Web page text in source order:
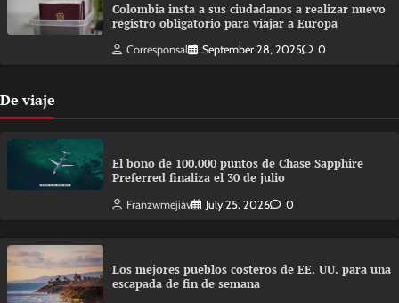
Colombia insta a sus ciudadanos a realizar nuevo
registro obligatorio para viajar a Europa
Corresponsal September 28, 2025 0
De viaje
El bono de 100.000 puntos de Chase Sapphire
Preferred finaliza el 30 de julio
Franzwmejiav July 25, 2026 0
Los mejores pueblos costeros de EE. UU. para una
escapada de fin de semana